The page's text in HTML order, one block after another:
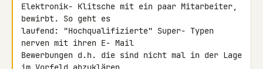
Elektronik- Klitsche mit ein paar Mitarbeiter,
bewirbt. So geht es
laufend: "Hochqualifizierte" Super- Typen
nerven mit ihren E- Mail
Bewerbungen d.h. die sind nicht mal in der Lage